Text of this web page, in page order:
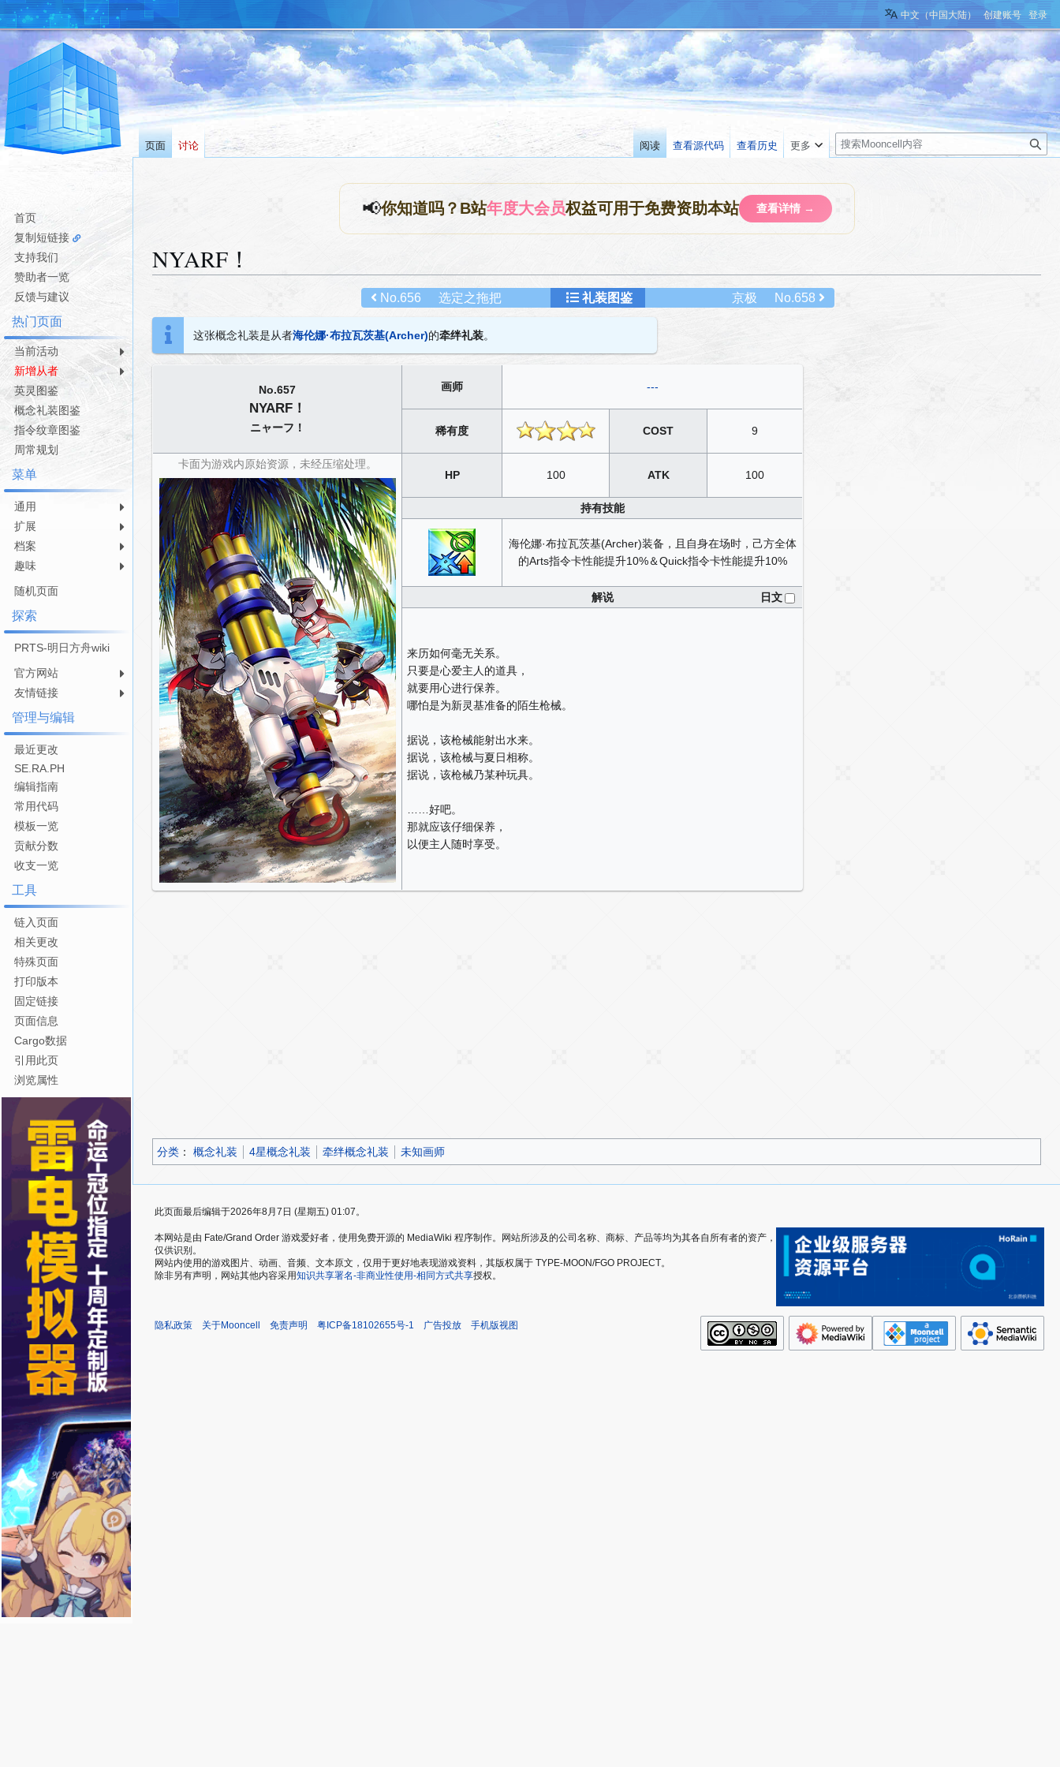
📢你知道吗？B站年度大会员权益可用于免费资助本站 查看详情 →
NYARF！
航
索
礼装图鉴
No.656 选定之拖把 No.658
京极
这张概念礼装是从者海伦娜·布拉瓦茨基(Archer)的牵绊礼装。
No.657
NYARF！
ニャーフ！
画师 ---
稀有度 COST 9
卡面为游戏内原始资源，未经压缩处理。
HP
100 ATK 100
持有技能
海伦娜·布拉瓦茨基(Archer)装备，且自身在场时，己方全体
的Arts指令卡性能提升10%＆Quick指令卡性能提升10%
解说 日文
来历如何毫无关系。
只要是心爱主人的道具，
就要用心进行保养。
哪怕是为新灵基准备的陌生枪械。
据说，该枪械能射出水来。
据说，该枪械与夏日相称。
据说，该枪械乃某种玩具。
……好吧。
那就应该仔细保养，
以便主人随时享受。
分类 ：​ 概念礼装 4星概念礼装 牵绊概念礼装 未知画师
中文（中国大陆） 创建账号 登录
页面 讨论 阅读 查看源代码 查看历史 更多
搜
索
首页
复制短链接
支持我们
赞助者一览
反馈与建议
热门页面
当前活动
新增从者
英灵图鉴
概念礼装图鉴
指令纹章图鉴
周常规划
菜单
通用
扩展
档案
趣味
随机页面
探索
PRTS-明日方舟wiki
官方网站
友情链接
管理与编辑
最近更改
SE.RA.PH
编辑指南
常用代码
模板一览
贡献分数
收支一览
工具
链入页面
相关更改
特殊页面
打印版本
固定链接
页面信息
Cargo数据
引用此页
浏览属性
此页面最后编辑于2026年8月7日 (星期五) 01:07。
本网站是由 Fate/Grand Order 游戏爱好者，使用免费开源的 MediaWiki 程序制作。网站所涉及的公司名称、商标、产品等均为其各自所有者的资产，
仅供识别。
网站内使用的游戏图片、动画、音频、文本原文，仅用于更好地表现游戏资料，其版权属于 TYPE-MOON/FGO PROJECT。
除非另有声明，网站其他内容采用知识共享署名-非商业性使用-相同方式共享授权。
隐私政策 关于Mooncell 免责声明 粤ICP备18102655号-1 广告投放 手机版视图